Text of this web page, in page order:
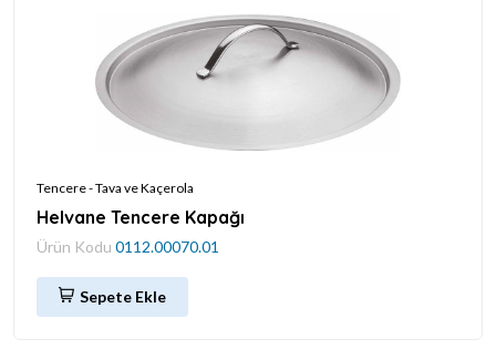
Tencere - Tava ve Kaçerola
Helvane Tencere Kapağı
Ürün Kodu 0112.00070.01
Sepete Ekle